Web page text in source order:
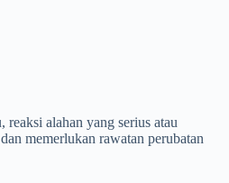
alahan yang serius atau
memerlukan rawatan perubatan